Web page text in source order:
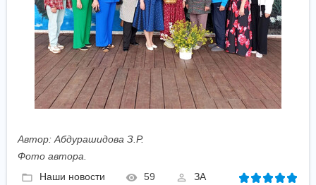
Автор: Абдурашидова З.Р.
Фото автора.
Наши новости
59
ЗА